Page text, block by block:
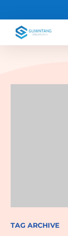
TAG ARCHIVE